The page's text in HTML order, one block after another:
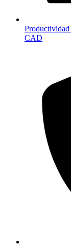
Productividad
CAD